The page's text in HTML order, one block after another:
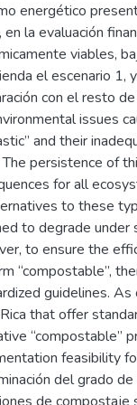
energético
en la evaluación
viables,
el escenario 1,
con el resto
issues
and their
persistence of
for all
to these
to degrade under
to ensure the
“compostable”,
guidelines.
that offer
“compostable”
feasibility
del grado